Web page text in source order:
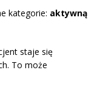
kategorie: aktywną
staje się
To może